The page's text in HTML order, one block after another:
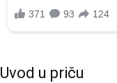
Uvod u priču